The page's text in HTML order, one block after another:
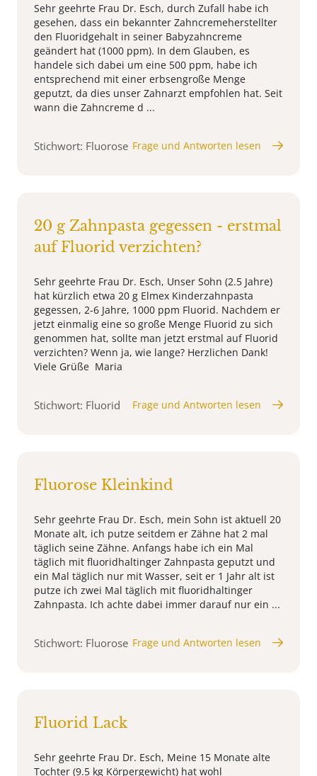
Sehr geehrte Frau Dr. Esch, durch Zufall habe ich
gesehen, dass ein bekannter Zahncremeherstellter
den Fluoridgehalt in seiner Babyzahncreme
geändert hat (1000 ppm). In dem Glauben, es
handele sich dabei um eine 500 ppm, habe ich
entsprechend mit einer erbsengroße Menge
geputzt, da dies unser Zahnarzt empfohlen hat. Seit
wann die Zahncreme d ...
Stichwort: Fluorose Frage und Antworten lesen
20 g Zahnpasta gegessen - erstmal
auf Fluorid verzichten?
Sehr geehrte Frau Dr. Esch, Unser Sohn (2.5 Jahre)
hat kürzlich etwa 20 g Elmex Kinderzahnpasta
gegessen, 2-6 Jahre, 1000 ppm Fluorid. Nachdem er
jetzt einmalig eine so große Menge Fluorid zu sich
genommen hat, sollte man jetzt erstmal auf Fluorid
verzichten? Wenn ja, wie lange? Herzlichen Dank!
Viele Grüße Maria
Stichwort: Fluorid Frage und Antworten lesen
Fluorose Kleinkind
Sehr geehrte Frau Dr. Esch, mein Sohn ist aktuell 20
Monate alt, ich putze seitdem er Zähne hat 2 mal
täglich seine Zähne. Anfangs habe ich ein Mal
täglich mit fluoridhaltinger Zahnpasta geputzt und
ein Mal täglich nur mit Wasser, seit er 1 Jahr alt ist
putze ich zwei Mal täglich mit fluoridhaltinger
Zahnpasta. Ich achte dabei immer darauf nur ein ...
Stichwort: Fluorose Frage und Antworten lesen
Fluorid Lack
Sehr geehrte Frau Dr. Esch, Meine 15 Monate alte
Tochter (9.5 kg Körpergewicht) hat wohl